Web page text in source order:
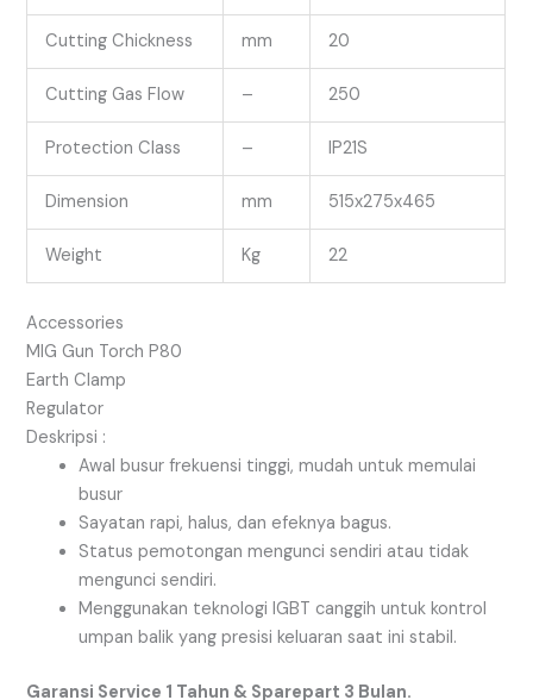
Cutting Chickness mm 20
Cutting Gas Flow – 250
Protection Class – IP21S
Dimension mm 515x275x465
Weight Kg 22
Accessories
MIG Gun Torch P80
Earth Clamp
Regulator
Deskripsi :
Awal busur frekuensi tinggi, mudah untuk memulai
busur
Sayatan rapi, halus, dan efeknya bagus.
Status pemotongan mengunci sendiri atau tidak
mengunci sendiri.
Menggunakan teknologi IGBT canggih untuk kontrol
umpan balik yang presisi keluaran saat ini stabil.
Garansi Service 1 Tahun & Sparepart 3 Bulan.